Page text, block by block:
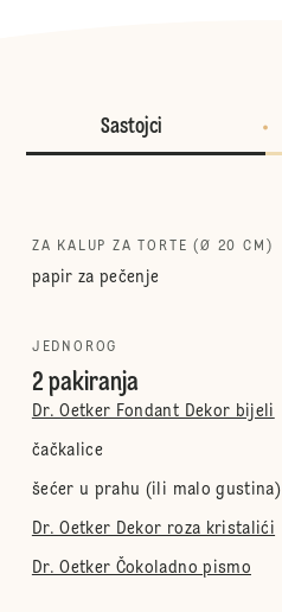
Sastojci
ZA KALUP ZA TORTE (Ø 20 CM)
papir za pečenje
JEDNOROG
2 pakiranja
Dr. Oetker Fondant Dekor bijeli
čačkalice
šećer u prahu (ili malo gustina)
Dr. Oetker Dekor roza kristalići
Dr. Oetker Čokoladno pismo